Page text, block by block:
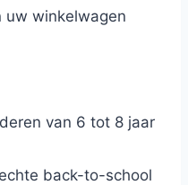
uw winkelwagen
van 6 tot 8 jaar
back-to-school